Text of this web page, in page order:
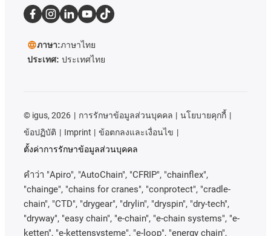
ภาษา:ภาษาไทย
ประเทศ: ประเทศไทย
© igus, 2026 การรักษาข้อมูลส่วนบุคคล
นโยบายคุกกี้
ข้อปฏิบัติ
Imprint
ข้อตกลงและเงื่อนไข
ตั้งค่าการรักษาข้อมูลส่วนบุคคล
คําว่า "Apiro", "AutoChain", "CFRIP", "chainflex",
"chainge", "chains for cranes", "conprotect", "cradle-
chain", "CTD", "drygear", "drylin", "dryspin", "dry-tech",
"dryway", "easy chain", "e-chain", "e-chain systems", "e-
ketten", "e-kettensysteme", "e-loop", "energy chain",